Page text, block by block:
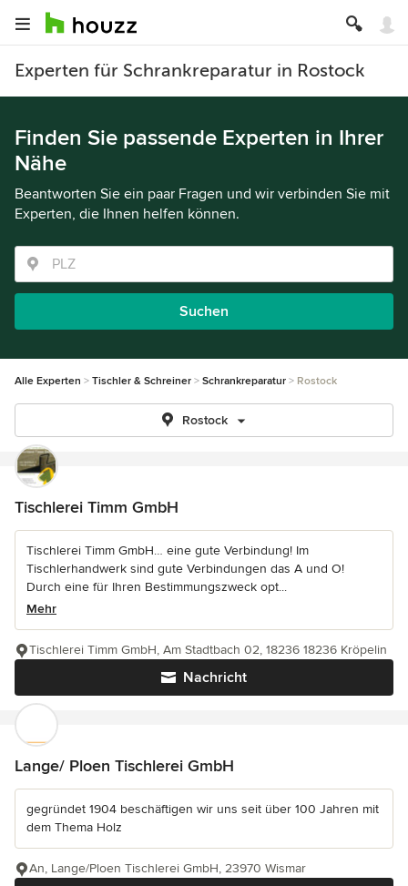
Experten für Schrankreparatur in Rostock
Finden Sie passende Experten in Ihrer
Nähe
Beantworten Sie ein paar Fragen und wir verbinden Sie mit
Experten, die Ihnen helfen können.
Suchen
Alle Experten Tischler & Schreiner Schrankreparatur Rostock
Rostock
Tischlerei Timm GmbH
Tischlerei Timm GmbH… eine gute Verbindung! Im
Tischlerhandwerk sind gute Verbindungen das A und O!
Durch eine für Ihren Bestimmungszweck opt...
Mehr
Nachricht
Tischlerei Timm GmbH, Am Stadtbach 02, 18236 18236 Kröpelin
Lange/ Ploen Tischlerei GmbH
gegründet 1904 beschäftigen wir uns seit über 100 Jahren mit
dem Thema Holz
An, Lange/Ploen Tischlerei GmbH, 23970 Wismar